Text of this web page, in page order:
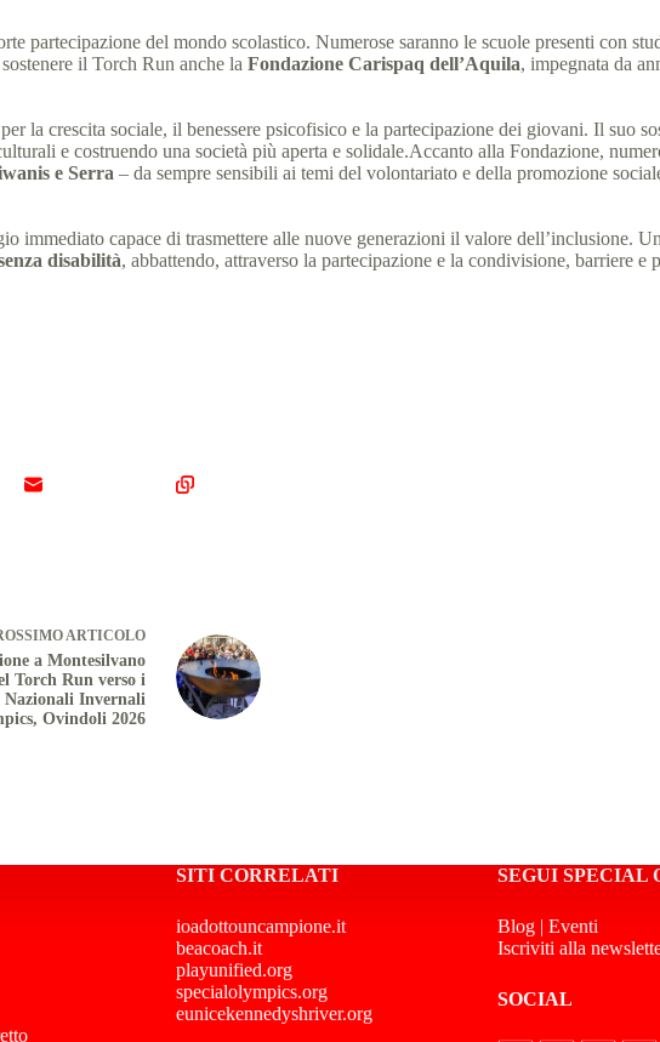
partecipazione del mondo scolastico. Numerose saranno le scuole presenti con
il Torch Run anche la Fondazione Carispaq dell’Aquila, impegnata da
la crescita sociale, il benessere psicofisico e la partecipazione dei giovani. Il suo
e costruendo una società più aperta e solidale.Accanto alla Fondazione,
e Serra – da sempre sensibili ai temi del volontariato e della promozione
immediato capace di trasmettere alle nuove generazioni il valore dell’inclusione.
disabilità, abbattendo, attraverso la partecipazione e la condivisione, barriere e
ARTICOLO
a Montesilvano
Torch Run verso i
Invernali
Ovindoli 2026
SITI CORRELATI
ioadottouncampione.it
beacoach.it
playunified.org
specialolympics.org
eunicekennedyshriver.org
SEGUI SPECIAL
Blog| Eventi
Iscriviti alla
SOCIAL